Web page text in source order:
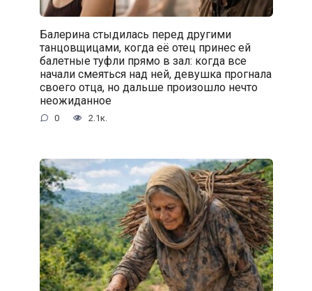
Балерина стыдилась перед другими
танцовщицами, когда её отец принес ей
балетные туфли прямо в зал: когда все
начали смеяться над ней, девушка прогнала
своего отца, но дальше произошло нечто
неожиданное
0 2.1к.